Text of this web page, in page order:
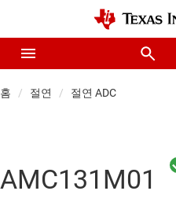
홈 절연 절연 ADC
AMC131M01